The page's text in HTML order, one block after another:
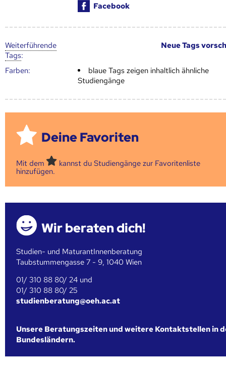
Facebook
Weiter­führende
Tags:
Neue Tags
Farben:
blaue Tags zeigen inhaltlich ähnliche
Studiengänge
Deine Favoriten
Mit dem
kannst du Studiengänge zur Favoritenliste
hinzufügen.
Wir beraten dich!
Studien- und MaturantInnenberatung
Taubstummengasse 7 - 9, 1040 Wien
01/ 310 88 80/ 24 und
01/ 310 88 80/ 25
studienberatung@oeh.ac.at
Unsere Beratungszeiten und weitere Kontaktstellen in
Bundesländern.